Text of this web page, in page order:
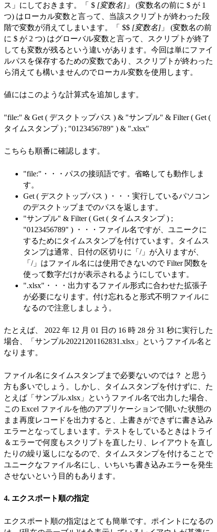
ス」にしておきます。「 $ [変数名] 」 (変数名の前に $ が 1
つ) はローカル変数と言って、当該スクリプトが終わった段
階で変数が消えてしまいます。「 $$ [変数名] 」 (変数名の前
に $ が 2 つ) はグローバル変数と言って、スクリプトが終了
しても変数が残るという違いがあります。今回は単にファイ
ルパスを保存するための変数であり、スクリプトが終わった
ら消えても構いませんのでローカル変数を使用します。
値にはこのような計算式を追加します。
"file:" & Get ( デスクトップパス ) & "サンプル" & Filter ( Get (
タイムスタンプ ) ; "0123456789" ) & ".xlsx"
こちらも順番に確認します。
"file:"・・・パスの接頭語です。省略しても動作しま
す。
Get ( デスクトップパス ) ・・・実行しているパソコン
のデスクトップまでのパスを返します。
"サンプル" & Filter ( Get ( タイムスタンプ ) ;
"0123456789" ) ・・・ファイル名ですが、ユニークに
するためにタイムスタンプを付けています。タイムス
タンプは通常、日付の区切りに「/」が入りますが、
「/」はファイル名には使用できないので Filter 関数を
使って数字だけが表示されるようにしています。
".xlsx"・・・出力するファイル形式に合わせた拡張子
が必要になります。付け忘れると形式不明ファイルに
なるので注意しましょう。
たとえば、 2022 年 12 月 01 日の 16 時 28 分 31 秒に実行した
場合、「サンプル20221201162831.xlsx」というファイル名と
なります。
ファイル名にタイムスタンプまで必要ないのでは？ と思う
方も多いでしょう。しかし、タイムスタンプを付けずに、た
とえば「サンプル.xlsx」というファイル名で出力した場合、
この Excel ファイルを他のアプリケーションで開いた状態の
まま再度レコードを出力すると、上書きができずに書き込み
エラーとなってしまいます。テストをしているときはトライ
＆エラーで何度もスクリプトを直したり、レイアウトを直し
たりの繰り返しになるので、タイムスタンプを付けることで
ユニークなファイル名にし、いちいち書き込みエラーを発生
させないという目的もあります。
4. エクスポート順の指定
エクスポート順の指定はとても簡単です。ポイントになるの